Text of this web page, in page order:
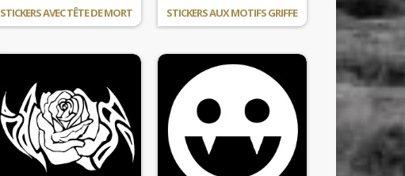
STICKERS AVEC TÊTE DE MORT STICKERS AUX MOTIFS GRIFFE